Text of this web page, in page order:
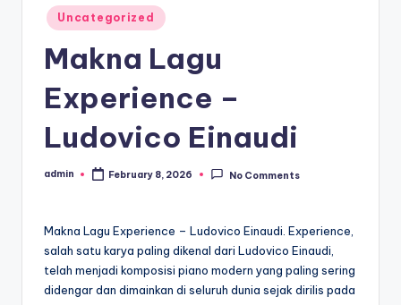
Posted
in
Uncategorized
Makna Lagu
Experience –
Ludovico Einaudi
Posted
admin February 8, 2026 No Comments
Makna Lagu Experience – Ludovico Einaudi. Experience,
salah satu karya paling dikenal dari Ludovico Einaudi,
telah menjadi komposisi piano modern yang paling sering
didengar dan dimainkan di seluruh dunia sejak dirilis pada